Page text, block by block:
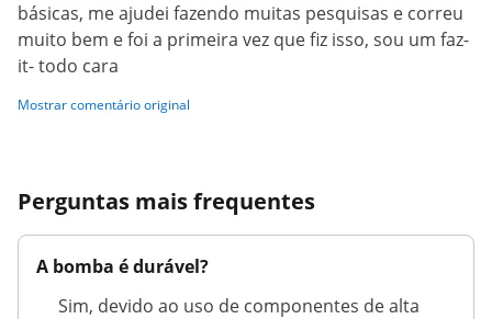
básicas, me ajudei fazendo muitas pesquisas e correu
muito bem e foi a primeira vez que fiz isso, sou um faz-
it- todo cara
Mostrar comentário original
Perguntas mais frequentes
A bomba é durável?
Sim, devido ao uso de componentes de alta